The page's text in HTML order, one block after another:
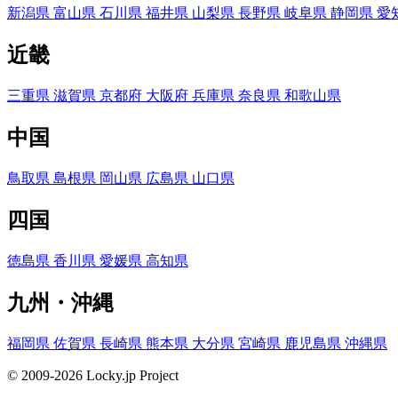
新潟県 富山県 石川県 福井県 山梨県 長野県 岐阜県 静岡県 愛
近畿
三重県 滋賀県 京都府 大阪府 兵庫県 奈良県 和歌山県
中国
鳥取県 島根県 岡山県 広島県 山口県
四国
徳島県 香川県 愛媛県 高知県
九州・沖縄
福岡県 佐賀県 長崎県 熊本県 大分県 宮崎県 鹿児島県 沖縄県
© 2009-2026 Locky.jp Project